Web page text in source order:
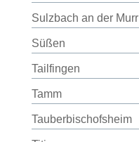
Sulzbach an der Murr
Süßen
Tailfingen
Tamm
Tauberbischofsheim